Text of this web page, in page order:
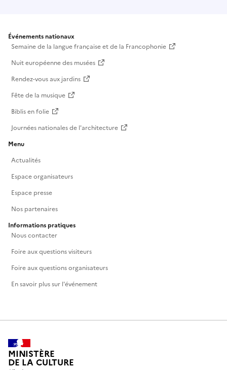
Événements nationaux
Semaine de la langue française et de la Francophonie
Nuit européenne des musées
Rendez-vous aux jardins
Fête de la musique
Biblis en folie
Journées nationales de l'architecture
Menu
Actualités
Espace organisateurs
Espace presse
Nos partenaires
Informations pratiques
Nous contacter
Foire aux questions visiteurs
Foire aux questions organisateurs
En savoir plus sur l'événement
MINISTÈRE
DE LA CULTURE